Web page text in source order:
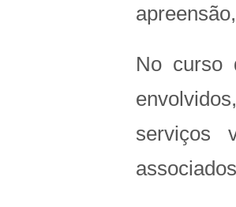
No curso
serviços